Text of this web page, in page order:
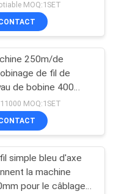
MOQ:1SET
250m/de
de fil de
de bobine 400
minimum de
gauche
MOQ:1SET
simple bleu d'axe
la machine
pour le câblage